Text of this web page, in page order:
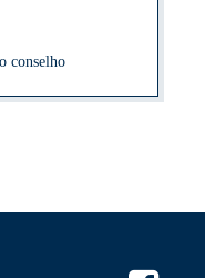
conselho